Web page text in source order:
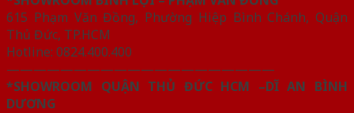
615 Phạm Văn Đồng, Phường Hiệp Bình Chánh, Quận
Thủ Đức, TP.HCM
Hotline: 0824.400.400
————————————————————
*SHOWROOM QUẬN THỦ ĐỨC HCM –DĨ AN BÌNH
DƯƠNG